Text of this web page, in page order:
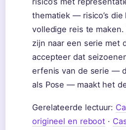
thematiek — risico’s
volledige reis te
zijn naar een serie met
accepteer dat
erfenis van de serie —
als Pose — maakt het
Gerelateerde lectuur:
origineel en reboot ·